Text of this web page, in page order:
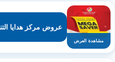
مشاهدة العرض
عروض مركز هدايا التنين